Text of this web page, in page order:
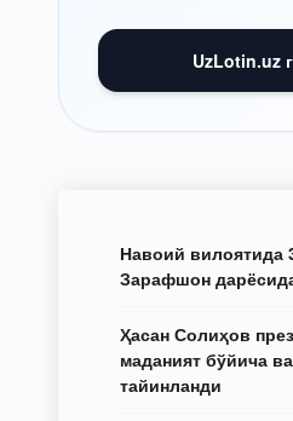
UzLotin.uz
Навоий вилоятида
Зарафшон
Ҳасан Солиҳов
маданият бўйича
тайинланди